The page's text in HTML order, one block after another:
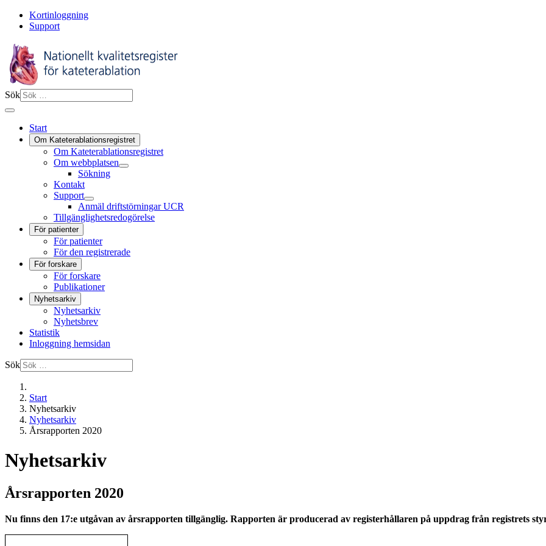
Kortinloggning
Support
Sök
Start
Om Kateterablationsregistret
Om Kateterablationsregistret
Om webbplatsen
Sökning
Kontakt
Support
Anmäl driftstörningar UCR
Tillgänglighetsredogörelse
För patienter
För patienter
För den registrerade
För forskare
För forskare
Publikationer
Nyhetsarkiv
Nyhetsarkiv
Nyhetsbrev
Statistik
Inloggning hemsidan
Sök
Start
Nyhetsarkiv
Nyhetsarkiv
Årsrapporten 2020
Nyhetsarkiv
Årsrapporten 2020
Nu finns den 17:e utgåvan av årsrapporten tillgänglig. Rapporten är producerad av registerhållaren på uppdrag från registrets